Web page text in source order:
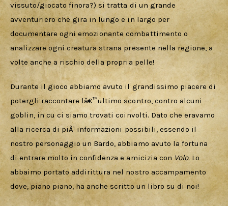
vissuto/giocato finora?) si tratta di un grande
avventuriero che gira in lungo e in largo per
documentare ogni emozionante combattimento o
analizzare ogni creatura strana presente nella regione, a
volte anche a rischio della propria pelle!
Durante il gioco abbiamo avuto il grandissimo piacere di
potergli raccontare lâ€™ultimo scontro, contro alcuni
goblin, in cu ci siamo trovati coinvolti. Dato che eravamo
alla ricerca di piÃ¹ informazioni possibili, essendo il
nostro personaggio un Bardo, abbiamo avuto la fortuna
di entrare molto in confidenza e amicizia con Volo. Lo
abbaimo portato addirittura nel nostro accampamento
dove, piano piano, ha anche scritto un libro su di noi!